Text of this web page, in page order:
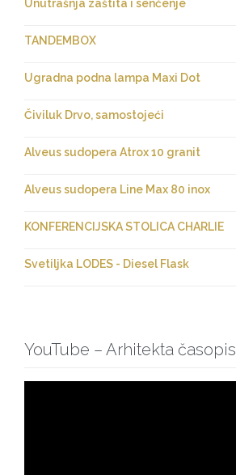
Unutrašnja zaštita i senčenje
TANDEMBOX
Ugradna podna lampa Maxi Dot
Čiviluk Drvo, samostojeći
Alveus sudopera Atrox 10 granit
Alveus sudopera Line Max 80 inox
KONFERENCIJSKA STOLICA CHARLIE
Svetiljka LODES - Diesel Flask
YouTube – Arhitekta časopis